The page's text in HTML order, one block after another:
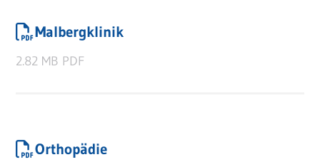
Malbergklinik
2.82 MB PDF
Orthopädie